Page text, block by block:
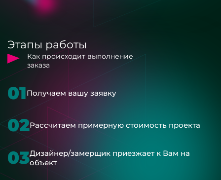
Этапы работы
Как происходит выполнение
заказа
01Получаем вашу заявку
02Рассчитаем примерную стоимость проекта
03Дизайнер/замерщик приезжает к Вам на
объект